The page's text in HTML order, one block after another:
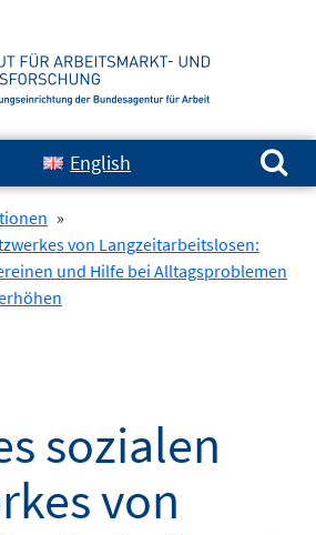
English
Suchen nach:
»
von Langzeitarbeitslosen:
und Hilfe bei Alltagsproblemen
sozialen
von